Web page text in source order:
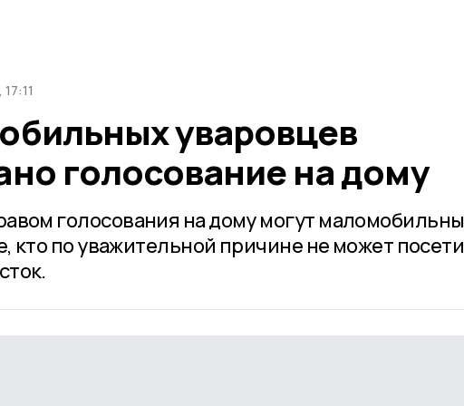
уваровцев
голосование на дому
голосования на дому могут
кто по уважительной причине не может